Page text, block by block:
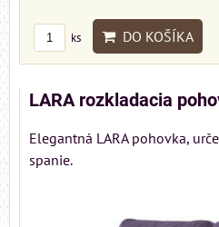
ks DO KOŠÍKA
LARA rozkladacia
Elegantná LARA pohovka,
spanie.